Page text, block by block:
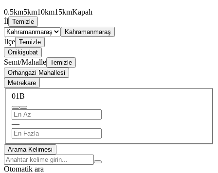
0.5km5km10km15kmKapalı
İl Temizle
Kahramanmaraş
İlçe Temizle
Onikişubat
Semt/Mahalle Temizle
Orhangazi Mahallesi
Metrekare
01B+
—
Arama Kelimesi
Otomatik ara